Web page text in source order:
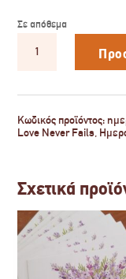
Σε απόθεμα
Ημερολόγιο
Προσευχής
ποσότητα
Κωδικός προϊόντος:
Love Never Fails,
Σχετικά